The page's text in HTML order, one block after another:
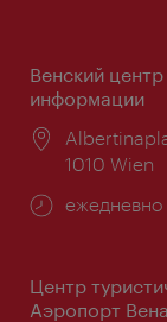
Венский
информации
1010 Wien
Часы
Центр
Аэропорт Вена